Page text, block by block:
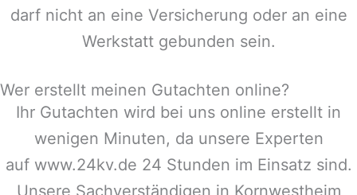
darf nicht an eine Versicherung oder an eine
Werkstatt gebunden sein.
Wer erstellt meinen Gutachten online?
Ihr Gutachten wird bei uns online erstellt in
wenigen Minuten, da unsere Experten
auf www.24kv.de 24 Stunden im Einsatz sind.